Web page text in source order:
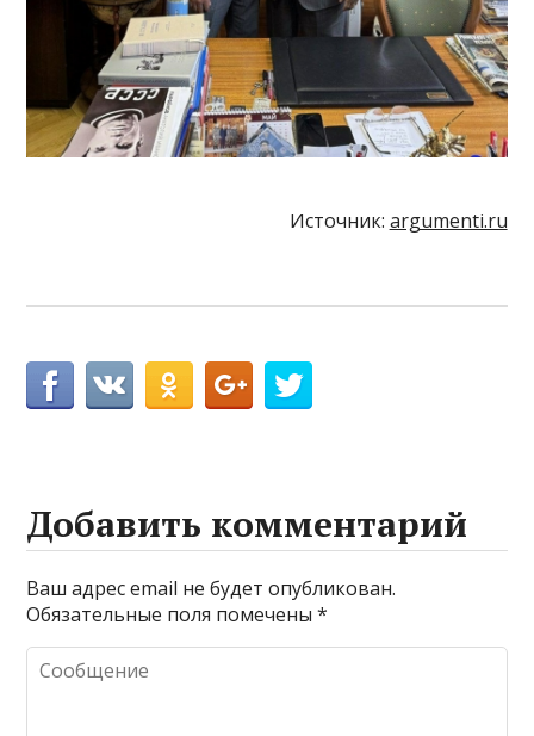
Источник: argumenti.ru
Добавить комментарий
Ваш адрес email не будет опубликован.
Обязательные поля помечены*